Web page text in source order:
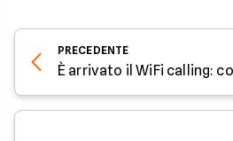
PRECEDENTE